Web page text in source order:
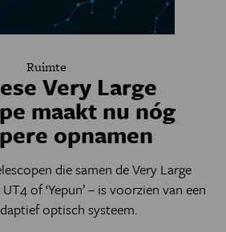
Ruimte
Very Large
maakt nu nóg
opnamen
die samen de Very Large
of ‘Yepun’ – is voorzien van een
optisch systeem.